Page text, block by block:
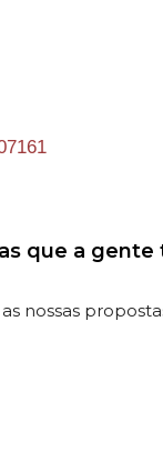
que a gente
nossas